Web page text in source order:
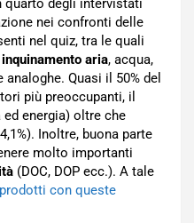
degli intervistati
nei confronti delle
nel quiz, tra le quali
inquinamento aria, acqua,
analoghe. Quasi il 50% del
più preoccupanti, il
energia) oltre che
Inoltre, buona parte
molto importanti
(DOC, DOP ecc.). A tale
con queste